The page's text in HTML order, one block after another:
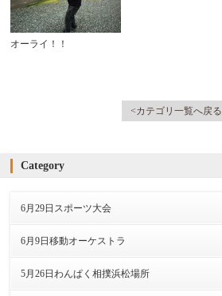
オーライ！！
<カテゴリ一覧へ戻る
Category
6月29日スポーツ大会
6月9日移動オーケストラ
5月26日わんぱく相撲浜松場所